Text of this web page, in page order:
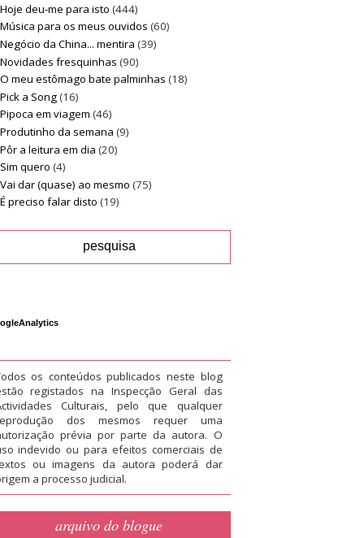
Hoje deu-me para isto (444)
Música para os meus ouvidos (60)
Negócio da China... mentira (39)
Novidades fresquinhas (90)
O meu estômago bate palminhas (18)
Pick a Song(16)
Pipoca em viagem (46)
Produtinho da semana (9)
Pôr a leitura em dia (20)
Sim quero (4)
Vai dar (quase) ao mesmo (75)
É preciso falar disto (19)
os conteúdos publicados neste blog
registados na Inspecção Geral das
Culturais, pelo que qualquer
dos mesmos requer uma
prévia por parte da autora. O
indevido ou para efeitos comerciais de
ou imagens da autora poderá dar
a processo judicial.
arquivo do blogue